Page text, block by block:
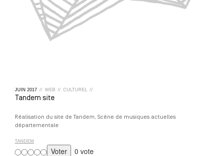
JUIN 2017 // WEB // CULTUREL //
Tandem site
Réalisation du site de Tandem, Scène de musiques actuelles
départementale
TANDEM
0 vote